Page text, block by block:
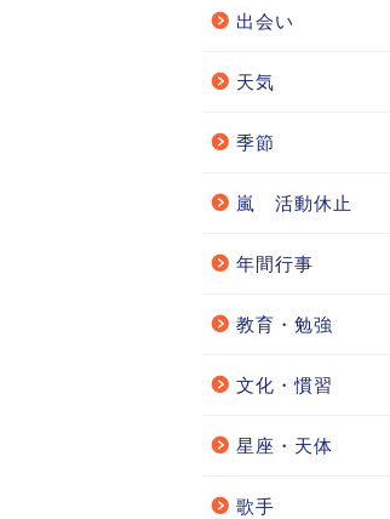
出会い
天気
季節
嵐 活動休止
年間行事
教育・勉強
文化・慣習
星座・天体
歌手